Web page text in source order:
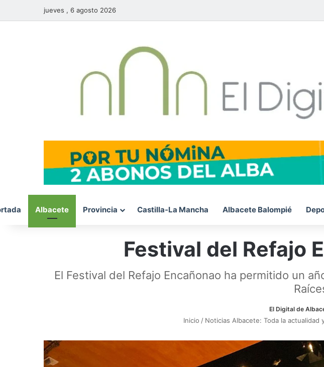
jueves , 6 agosto 2026
Albacete Provincia Castilla-La Mancha Albacete Balompié
Festival del Refajo
El Festival del Refajo Encañonao ha permitido un
El Digital de
Inicio / Noticias Albacete: Toda la actualidad